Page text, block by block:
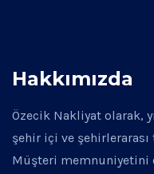
Hakkımızda
Özecik Nakliyat olarak,
şehir içi ve
Müşteri memnuniyetini